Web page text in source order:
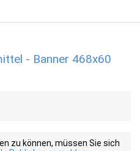
- Banner 468x60
zu können, müssen Sie sich